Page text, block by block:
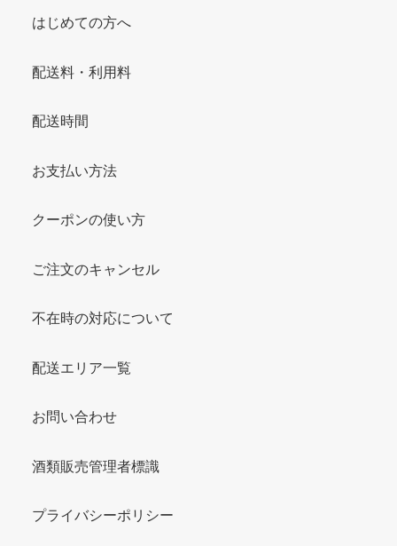
はじめての方へ
配送料・利用料
配送時間
お支払い方法
クーポンの使い方
ご注文のキャンセル
不在時の対応について
配送エリア一覧
お問い合わせ
酒類販売管理者標識
プライバシーポリシー